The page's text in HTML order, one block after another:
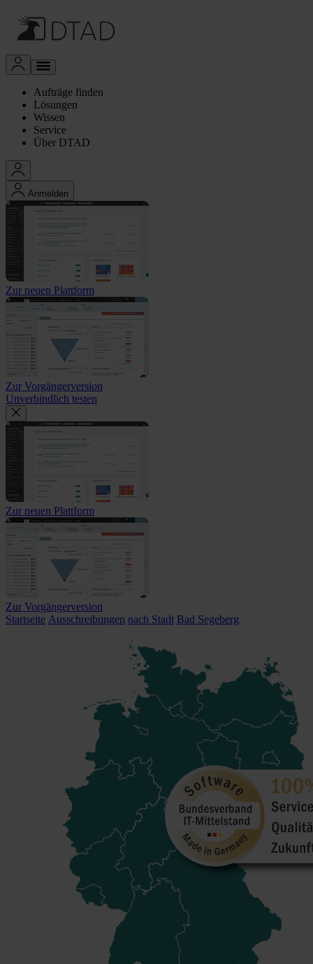
Aufträge finden
Lösungen
Wissen
Service
Über DTAD
Anmelden
Zur neuen Plattform
Zur Vorgängerversion
Unverbindlich testen
Zur neuen Plattform
Zur Vorgängerversion
Startseite Ausschreibungen nach Stadt Bad Segeberg